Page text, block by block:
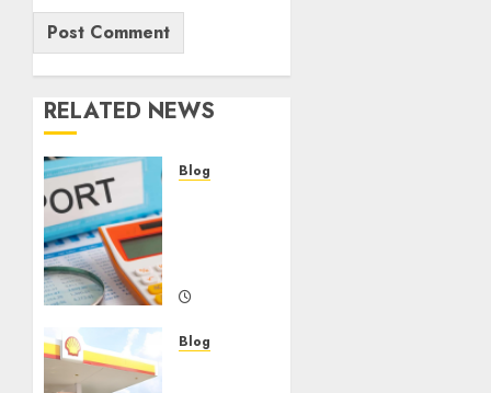
RELATED NEWS
Blog
3, 2024
0
Blog